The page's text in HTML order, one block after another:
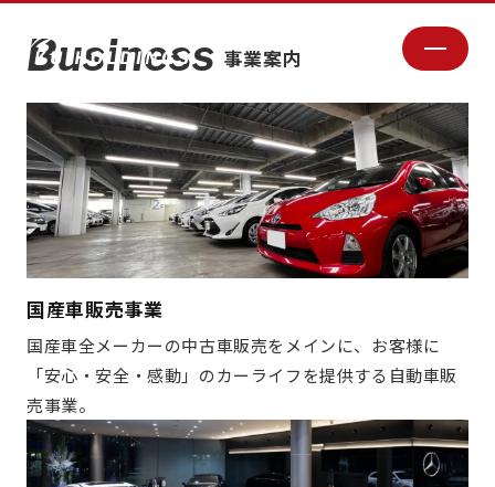
常に新しいことへのチャレンジを通じて、
安心・安全・感動をお客様に提供する
Business 事業案内
国産車販売事業
国産車全メーカーの中古車販売をメインに、お客様に
「安心・安全・感動」のカーライフを提供する自動車販
売事業。